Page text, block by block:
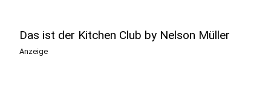
Das ist der Kitchen Club by Nelson Müller
Anzeige